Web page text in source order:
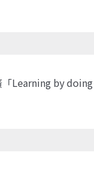
Learning by